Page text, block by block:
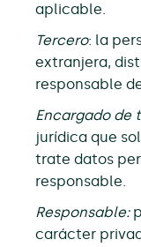
aplicable.
Tercero: la
extranjera,
responsable
Encargado de
jurídica que
trate datos
responsable.
Responsable:
carácter